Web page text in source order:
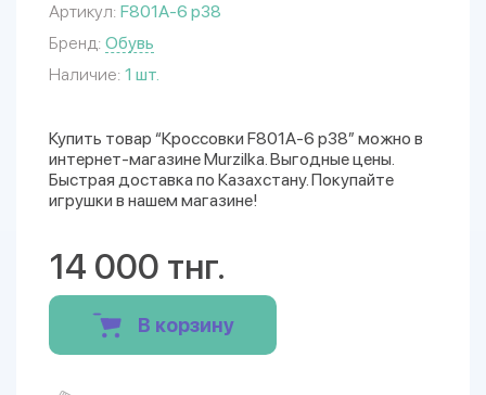
Артикул: F801A-6 р38
Бренд: Обувь
Наличие: 1 шт.
Купить товар “Кроссовки F801A-6 р38” можно в
интернет-магазине Murzilka. Выгодные цены.
Быстрая доставка по Казахстану. Покупайте
игрушки в нашем магазине!
14 000 тнг.
В корзину